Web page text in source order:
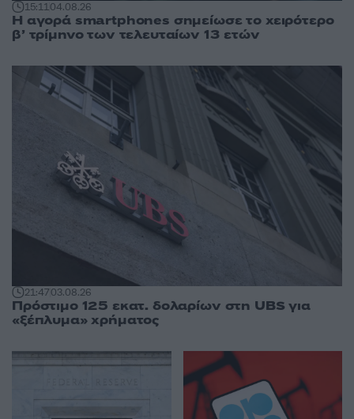
15:1104.08.26
Η αγορά smartphones σημείωσε το χειρότερο
β’ τρίμηνο των τελευταίων 13 ετών
21:4703.08.26
Πρόστιμο 125 εκατ. δολαρίων στη UBS για
«ξέπλυμα» χρήματος